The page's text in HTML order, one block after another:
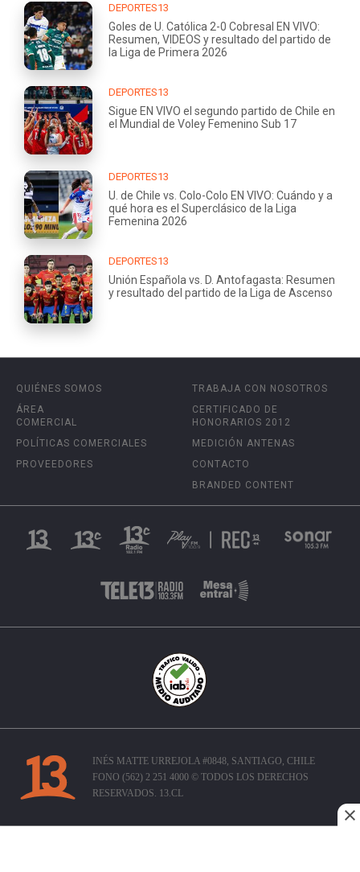
DEPORTES13
Goles de U. Católica 2-0 Cobresal EN VIVO:
Resumen, VIDEOS y resultado del partido de
la Liga de Primera 2026
DEPORTES13
Sigue EN VIVO el segundo partido de Chile en
el Mundial de Voley Femenino Sub 17
DEPORTES13
U. de Chile vs. Colo-Colo EN VIVO: Cuándo y a
qué hora es el Superclásico de la Liga
Femenina 2026
DEPORTES13
Unión Española vs. D. Antofagasta: Resumen
y resultado del partido de la Liga de Ascenso
QUIÉNES SOMOS
ÁREA
COMERCIAL
POLÍTICAS COMERCIALES
PROVEEDORES
TRABAJA CON NOSOTROS
CERTIFICADO DE
HONORARIOS 2012
MEDICIÓN ANTENAS
CONTACTO
BRANDED CONTENT
INÉS MATTE URREJOLA #0848, SANTIAGO, CHILE
FONO (562) 2 251 4000 © TODOS LOS DERECHOS
RESERVADOS. 13.CL